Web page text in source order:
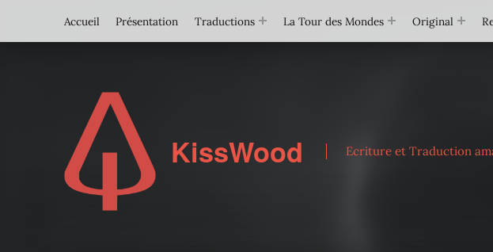
Accueil
Présentation Traductions La Tour des Mondes Original
KissWood Ecriture et Traduction